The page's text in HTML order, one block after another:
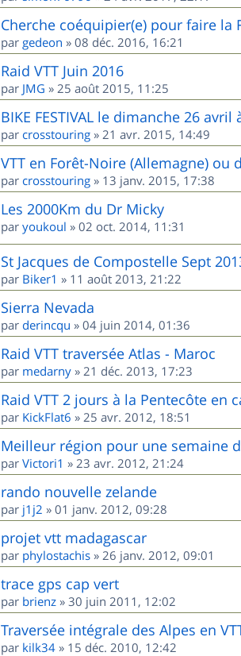
Cherche coéquipier(e) pour faire la
par gedeon » 08 déc. 2016, 16:21
Raid VTT Juin 2016
par JMG » 25 août 2015, 11:25
BIKE FESTIVAL le dimanche 26 avril
par crosstouring » 21 avr. 2015, 14:49
VTT en Forêt-Noire (Allemagne) ou
par crosstouring » 13 janv. 2015, 17:38
Les 2000Km du Dr Micky
par youkoul » 02 oct. 2014, 11:31
St Jacques de Compostelle Sept
par Biker1 » 11 août 2013, 21:22
Sierra Nevada
par derincqu » 04 juin 2014, 01:36
Raid VTT traversée Atlas - Maroc
par medarny » 21 déc. 2013, 17:23
Raid VTT 2 jours à la Pentecôte en
par KickFlat6 » 25 avr. 2012, 18:51
Meilleur région pour une semaine
par Victori1 » 23 avr. 2012, 21:24
rando nouvelle zelande
par j1j2 » 01 janv. 2012, 09:28
projet vtt madagascar
par phylostachis » 26 janv. 2012, 09:01
trace gps cap vert
par brienz » 30 juin 2011, 12:02
Traversée intégrale des Alpes en
par kilk34 » 15 déc. 2010, 12:42